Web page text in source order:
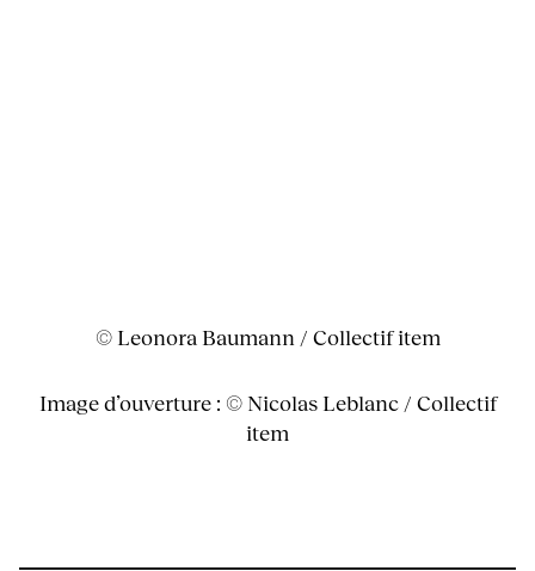
© Leonora Baumann / Collectif item
Image d’ouverture : © Nicolas Leblanc / Collectif
item